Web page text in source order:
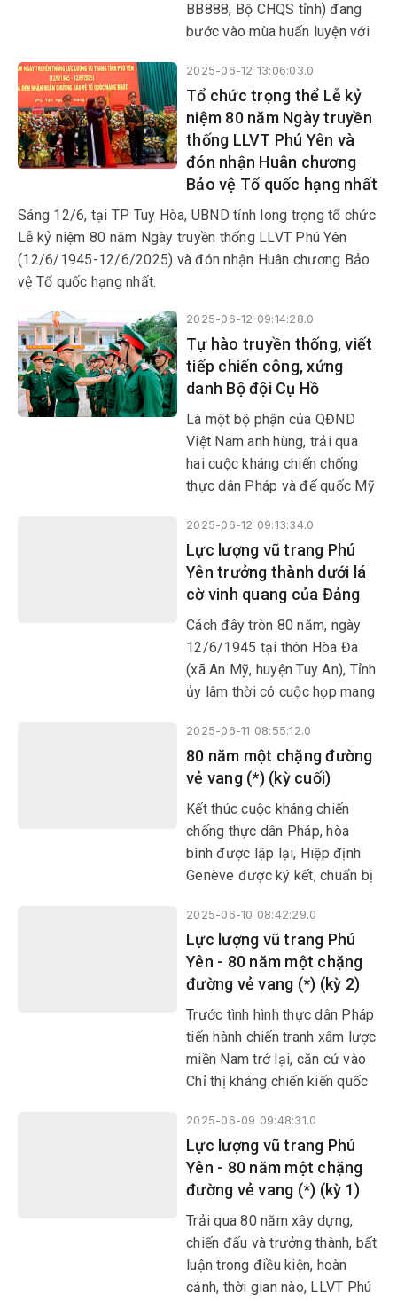
BB888, Bộ CHQS tỉnh) đang
bước vào mùa huấn luyện với
nhất ở tất cả các nội dung,
khoa mục trong 3 tháng huấn
luyện.
2025-06-12 13:06:03.0
Tổ chức trọng thể Lễ kỷ
niệm 80 năm Ngày truyền
thống LLVT Phú Yên và
đón nhận Huân chương
Bảo vệ Tổ quốc hạng nhất
Sáng 12/6, tại TP Tuy Hòa, UBND tỉnh long trọng tổ chức
Lễ kỷ niệm 80 năm Ngày truyền thống LLVT Phú Yên
(12/6/1945-12/6/2025) và đón nhận Huân chương Bảo
vệ Tổ quốc hạng nhất.
2025-06-12 09:14:28.0
Tự hào truyền thống, viết
tiếp chiến công, xứng
danh Bộ đội Cụ Hồ
Là một bộ phận của QĐND
Việt Nam anh hùng, trải qua
hai cuộc kháng chiến chống
thực dân Pháp và đế quốc Mỹ
không ngừng phát triển, ngày
càng lớn mạnh và trưởng
thành.
2025-06-12 09:13:34.0
Lực lượng vũ trang Phú
Yên trưởng thành dưới lá
cờ vinh quang của Đảng
Cách đây tròn 80 năm, ngày
12/6/1945 tại thôn Hòa Đa
(xã An Mỹ, huyện Tuy An), Tỉnh
ủy lâm thời có cuộc họp mang
cho tổng khởi nghĩa giành
chính quyền và thống nhất tổ
chức lãnh đạo LLVT tỉnh; mở
ra một trang sử hào hùng, vẻ
vang của Nhân dân và LLVT
Phú Yên. Từ đó, ngày 12/6
hằng năm trở thành Ngày
nhà.
2025-06-11 08:55:12.0
​​​​​​​80 năm một chặng đường
vẻ vang (*) (kỳ cuối)
Kết thúc cuộc kháng chiến
chống thực dân Pháp, hòa
bình được lập lại, Hiệp định
Genève được ký kết, chuẩn bị
nước. Song đế quốc Mỹ với
sự câu kết của thực dân Pháp
đã ngang nhiên phá hoại hiệp
định này, thực hiện âm mưu
biến miền Nam Việt Nam thành
thuộc địa kiểu mới, “tiền đồn
chống cộng” ở Đông Nam
châu Á.
2025-06-10 08:42:29.0
Lực lượng vũ trang Phú
Yên - 80 năm một chặng
đường vẻ vang (*) (kỳ 2)
Trước tình hình thực dân Pháp
tiến hành chiến tranh xâm lược
miền Nam trở lại, căn cứ vào
Chỉ thị kháng chiến kiến quốc
và UBND cách mạng lâm thời
Trung Bộ đã đề ra chủ trương:
“Tích cực đánh tiêu hao ngăn
chặn địch từng bước, bảo tồn
lực lượng ta, cố giữ cho được
một vùng tự do để làm căn cứ
kháng chiến lâu dài”…
2025-06-09 09:48:31.0
​​​​​​​Lực lượng vũ trang Phú
Yên - 80 năm một chặng
đường vẻ vang (*) (kỳ 1)
Trải qua 80 năm xây dựng,
chiến đấu và trưởng thành, bất
luận trong điều kiện, hoàn
cảnh, thời gian nào, LLVT Phú